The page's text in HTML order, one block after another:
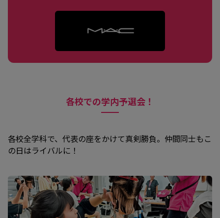
各校での学内予選会！
各校全学科で、代表の座をかけて真剣勝負。仲間同士もこ
の日はライバルに！